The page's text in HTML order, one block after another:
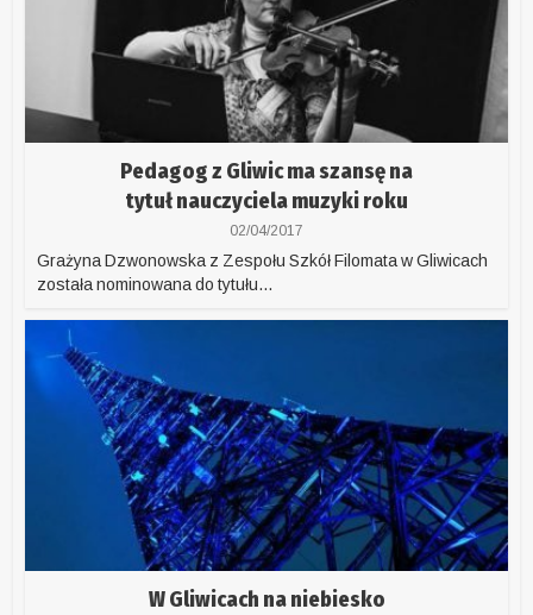
Pedagog z Gliwic ma szansę na
tytuł nauczyciela muzyki roku
02/04/2017
Grażyna Dzwonowska z Zespołu Szkół Filomata w Gliwicach
została nominowana do tytułu...
W Gliwicach na niebiesko